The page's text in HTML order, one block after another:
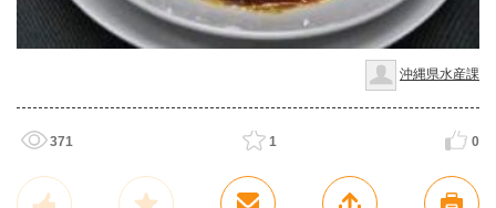
沖縄県水産課
371 1 0